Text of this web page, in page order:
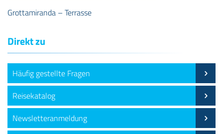
Grottamiranda – Terrasse
Direkt zu
Häufig gestellte Fragen
Reisekatalog
Newsletteranmeldung